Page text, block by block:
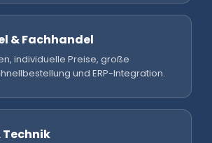
& Fachhandel
individuelle Preise, große
und ERP-Integration.